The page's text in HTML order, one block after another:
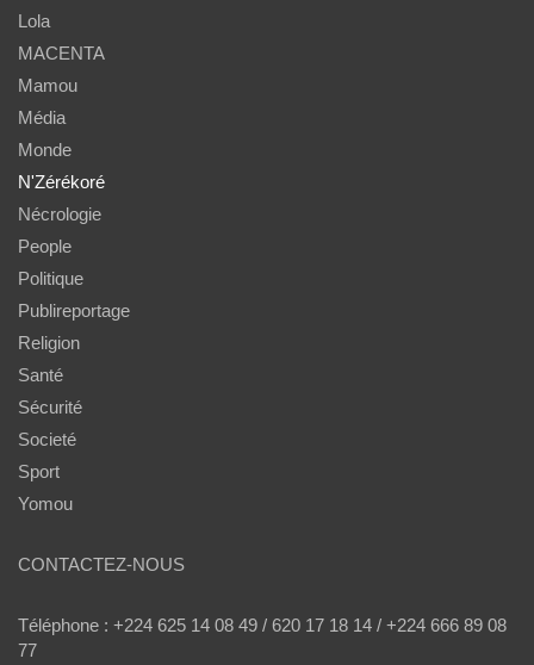
Lola
MACENTA
Mamou
Média
Monde
N'Zérékoré
Nécrologie
People
Politique
Publireportage
Religion
Santé
Sécurité
Societé
Sport
Yomou
CONTACTEZ-NOUS
Téléphone : +224 625 14 08 49 / 620 17 18 14 / +224 666 89 08
77